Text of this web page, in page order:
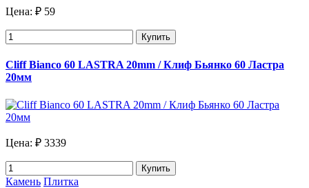
Цена: ₽ 59
Купить
Cliff Bianco 60 LASTRA 20mm / Клиф Бьянко 60 Ластра
20мм
Цена: ₽ 3339
Купить
Камень Плитка